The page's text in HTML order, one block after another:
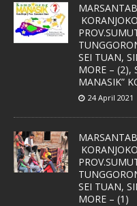
SEI TUAN,
MORE – (2),
MANASIK”
24 April 2021
SEI TUAN,
MORE – (1)